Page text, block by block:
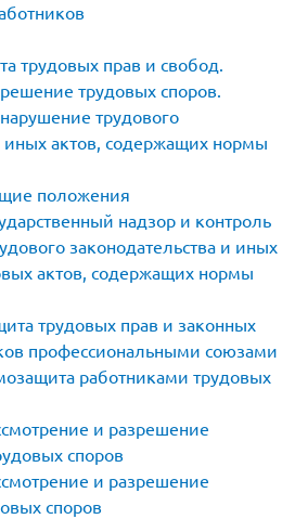
трудовых прав и свобод.
трудовых споров.
трудового
иных актов, содержащих нормы
положения
надзор и контроль
законодательства и иных
актов, содержащих нормы
трудовых прав и законных
профессиональными союзами
работниками трудовых
и разрешение
споров
и разрешение
споров